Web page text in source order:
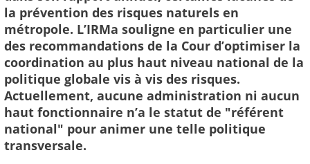
la prévention des risques naturels en
métropole. L’IRMa souligne en particulier une
des recommandations de la Cour d’optimiser la
coordination au plus haut niveau national de la
politique globale vis à vis des risques.
Actuellement, aucune administration ni aucun
haut fonctionnaire n’a le statut de "référent
national" pour animer une telle politique
transversale.